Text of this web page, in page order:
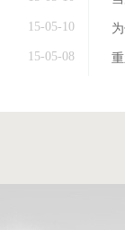
15-05-10
15-05-08